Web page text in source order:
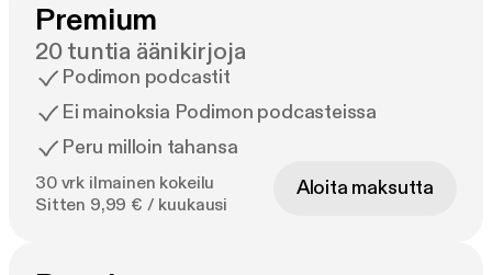
Premium
20 tuntia äänikirjoja
Podimon podcastit
Ei mainoksia Podimon podcasteissa
Peru milloin tahansa
30 vrk ilmainen kokeilu
Sitten 9,99 € / kuukausi
Aloita maksutta